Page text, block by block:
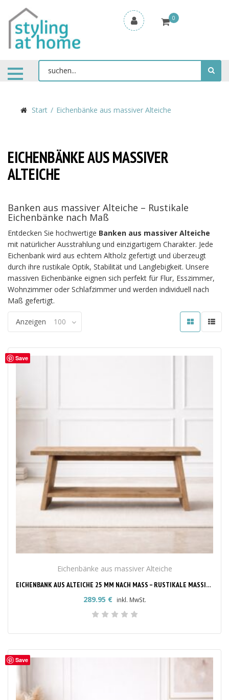
0
Start Eichenbänke aus massiver Alteiche
EICHENBÄNKE AUS MASSIVER
ALTEICHE
Banken aus massiver Alteiche – Rustikale
Eichenbänke nach Maß
Entdecken Sie hochwertige Banken aus massiver Alteiche
mit natürlicher Ausstrahlung und einzigartigem Charakter. Jede
Eichenbank wird aus echtem Altholz gefertigt und überzeugt
durch ihre rustikale Optik, Stabilität und Langlebigkeit. Unsere
massiven Eichenbänke eignen sich perfekt für Flur, Esszimmer,
Wohnzimmer oder Schlafzimmer und werden individuell nach
Maß gefertigt.
Anzeigen 100
Save
Eichenbänke aus massiver Alteiche
EICHENBANK AUS ALTEICHE 25 MM NACH MASS – RUSTIKALE MASSIVHOLZBANK
289.95 € inkl. MwSt.
Save